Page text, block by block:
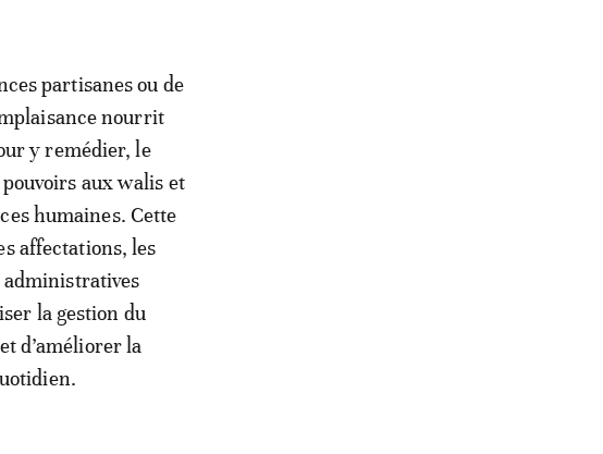
partisanes ou de
nourrit
y remédier, le
aux walis et
humaines. Cette
affectations, les
administratives
la gestion du
d’améliorer la